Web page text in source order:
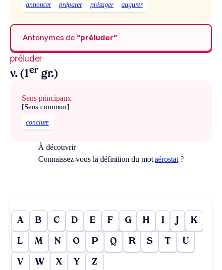
annoncer préparer présager augurer
Antonymes de “préluder“
préluder
v. (1er gr.)
Sens principaux
[Sens commun]
conclure
À découvrir
Connaissez-vous la définition du motaérostat?
A B C D E F G H I J K
L M N O P Q R S T U
V W X Y Z